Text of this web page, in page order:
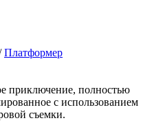
Платформер
приключение, полностью
с использованием
съемки.